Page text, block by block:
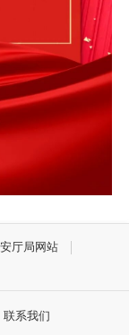
厅局网站
联系我们